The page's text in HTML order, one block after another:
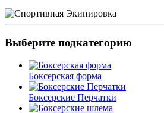
Выберите подкатегорию
Боксерская форма
Боксерские Перчатки